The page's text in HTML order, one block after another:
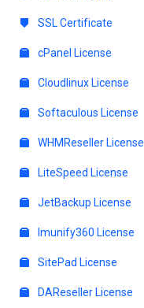
SSL Certificate
cPanel License
Cloudlinux License
Softaculous License
WHMReseller License
LiteSpeed License
JetBackup License
Imunify360 License
SitePad License
DAReseller License